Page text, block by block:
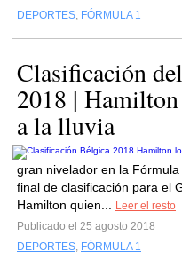
DEPORTES, FÓRMULA 1
Clasificación
2018 |
a la lluvia
gran nivelador en la
final de clasificación para el
Hamilton quien...
Leer el resto
Publicado el 25 agosto 2018
DEPORTES, FÓRMULA 1